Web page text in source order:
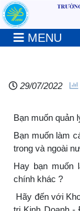
MENU
29/07/2022
Bạn muốn quản
Bạn muốn làm
trong và ngoài
Hay bạn muốn
chính khác ?
Hãy đến với